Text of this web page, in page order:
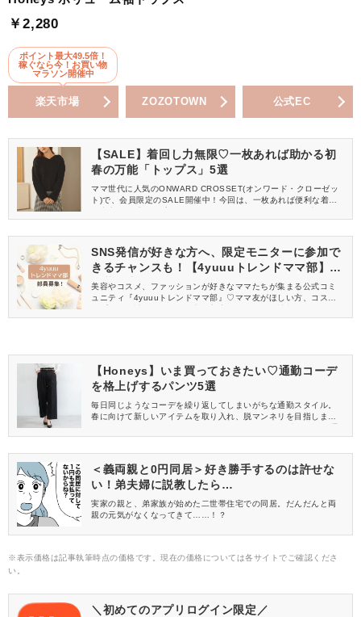
￥2,280
ポイント最大49.5倍！
稼ぐなら今！お買い物
マラソン開催中
楽天市場 ZOZOTOWN 公式EC
【SALE】着回し力無限♡一枚あれば助かる初
春の万能「トップス」5選
ママ世代に人気のONWARD CROSSET(オンワード・クローゼッ
ト)で、会員限定のSALE開催中！今回は、一枚あれば便利な着回
重宝すること間違いなしなので、今すぐチェックしてみてくださ
SNS発信が好きな方へ、限定モニターに参加で
きるチャンスも！【4yuuuトレンドママ部】部
員募集中
美容やコスメ、ファッションが好きなママたちが集まる公式コミ
ュニティ『4yuuuトレンドママ部』♡ママ友がほしい方、コスメサ
信してくれる方を募集しています！
【Honeys】いま買っておきたい♡通勤コーデ
を格上げするパンツ5選
毎日同じようなコーデを繰り返してしまいがちな通勤スタイル。
春に向けて新しいアイテムを取り入れ、脱マンネリを目指しませ
勤におすすめな「パンツ」をご紹介します♪
＜義両親と0円同居＞好き勝手するのは許せな
い！弟夫婦に説教したら…
実家の親と、弟家族が始めた二世帯住宅での同居。だんだんと両
親の元気がなくなってきて……！？
※表示価格は記事執筆時点の価格です。現在の価格については各サイトでご確認くださ
い。
＼初めてのアプリログイン限定／